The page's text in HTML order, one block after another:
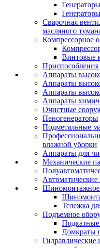
Сварочная
масляного
Компрессорное
Винтовые
Аппараты
Аппараты
Аппараты
Аппараты
Очистные
Пеногенераторы
Подметальные
влажной уборки
Аппараты для
Механические
Шиномонтажное
Тележка
Подъемное
Домкраты
Гидравлические